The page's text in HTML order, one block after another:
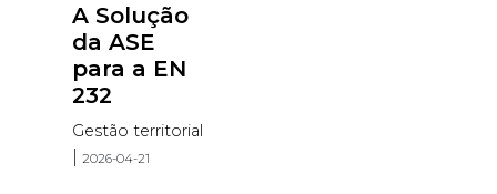
A Solução
da ASE
para a EN
232
Gestão territorial
|2026-04-21